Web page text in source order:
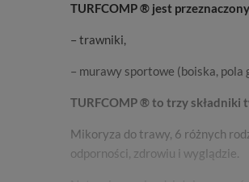
TURFCOMP ® jest
– trawniki,
– murawy sportowe (boiska, pola
TURFCOMP ® to trzy składniki
Mikoryza do trawy, 6 różnych
odporności, zdrowiu i wyglądzie.